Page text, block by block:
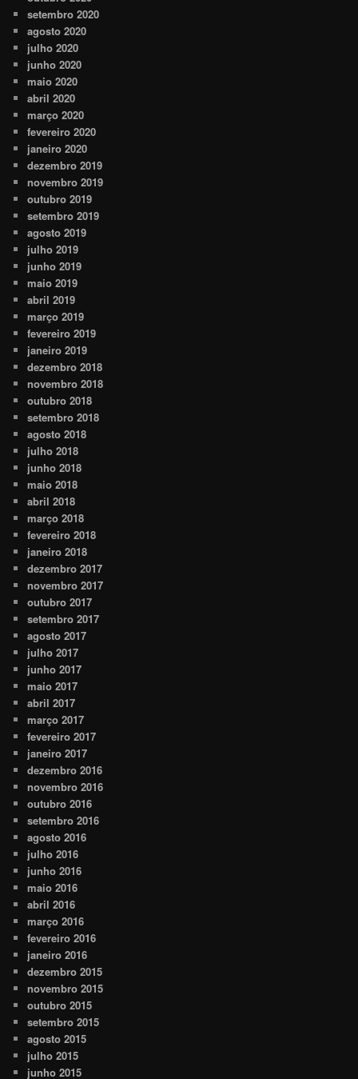
setembro 2020
agosto 2020
julho 2020
junho 2020
maio 2020
abril 2020
março 2020
fevereiro 2020
janeiro 2020
dezembro 2019
novembro 2019
outubro 2019
setembro 2019
agosto 2019
julho 2019
junho 2019
maio 2019
abril 2019
março 2019
fevereiro 2019
janeiro 2019
dezembro 2018
novembro 2018
outubro 2018
setembro 2018
agosto 2018
julho 2018
junho 2018
maio 2018
abril 2018
março 2018
fevereiro 2018
janeiro 2018
dezembro 2017
novembro 2017
outubro 2017
setembro 2017
agosto 2017
julho 2017
junho 2017
maio 2017
abril 2017
março 2017
fevereiro 2017
janeiro 2017
dezembro 2016
novembro 2016
outubro 2016
setembro 2016
agosto 2016
julho 2016
junho 2016
maio 2016
abril 2016
março 2016
fevereiro 2016
janeiro 2016
dezembro 2015
novembro 2015
outubro 2015
setembro 2015
agosto 2015
julho 2015
junho 2015